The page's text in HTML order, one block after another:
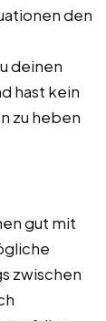
den
deinen
hast kein
zu heben
gut mit
zwischen